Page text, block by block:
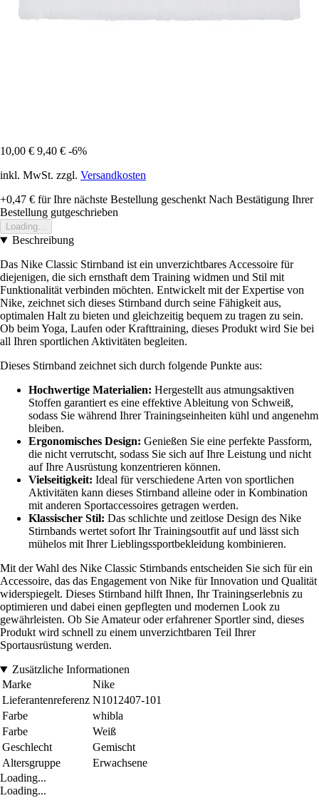
10,00 € 9,40 € -6%
inkl. MwSt. zzgl. Versandkosten
+0,47 € für Ihre nächste Bestellung geschenkt Nach Bestätigung Ihrer
Bestellung gutgeschrieben
Loading...
Beschreibung
Das Nike Classic Stirnband ist ein unverzichtbares Accessoire für
diejenigen, die sich ernsthaft dem Training widmen und Stil mit
Funktionalität verbinden möchten. Entwickelt mit der Expertise von
Nike, zeichnet sich dieses Stirnband durch seine Fähigkeit aus,
optimalen Halt zu bieten und gleichzeitig bequem zu tragen zu sein.
Ob beim Yoga, Laufen oder Krafttraining, dieses Produkt wird Sie bei
all Ihren sportlichen Aktivitäten begleiten.
Dieses Stirnband zeichnet sich durch folgende Punkte aus:
Hochwertige Materialien: Hergestellt aus atmungsaktiven
Stoffen garantiert es eine effektive Ableitung von Schweiß,
sodass Sie während Ihrer Trainingseinheiten kühl und angenehm
bleiben.
Ergonomisches Design: Genießen Sie eine perfekte Passform,
die nicht verrutscht, sodass Sie sich auf Ihre Leistung und nicht
auf Ihre Ausrüstung konzentrieren können.
Vielseitigkeit: Ideal für verschiedene Arten von sportlichen
Aktivitäten kann dieses Stirnband alleine oder in Kombination
mit anderen Sportaccessoires getragen werden.
Klassischer Stil: Das schlichte und zeitlose Design des Nike
Stirnbands wertet sofort Ihr Trainingsoutfit auf und lässt sich
mühelos mit Ihrer Lieblingssportbekleidung kombinieren.
Mit der Wahl des Nike Classic Stirnbands entscheiden Sie sich für ein
Accessoire, das das Engagement von Nike für Innovation und Qualität
widerspiegelt. Dieses Stirnband hilft Ihnen, Ihr Trainingserlebnis zu
optimieren und dabei einen gepflegten und modernen Look zu
gewährleisten. Ob Sie Amateur oder erfahrener Sportler sind, dieses
Produkt wird schnell zu einem unverzichtbaren Teil Ihrer
Sportausrüstung werden.
Zusätzliche Informationen
Marke
Nike
Lieferantenreferenz N1012407-101
Farbe
whibla
Farbe
Weiß
Geschlecht
Gemischt
Altersgruppe
Erwachsene
Loading...
Loading...